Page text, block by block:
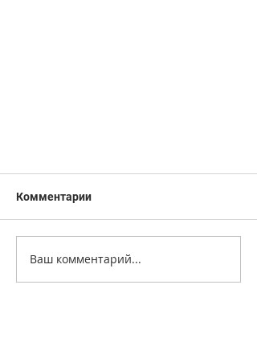
Комментарии
Ваш комментарий...